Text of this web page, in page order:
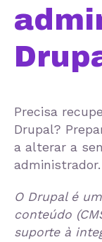
Precisa
Drupal?
a alterar a
administrador.
O Drupal é
conteúdo
suporte à